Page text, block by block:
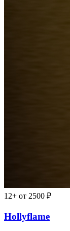
12+ от 2500 ₽
Hollyflame